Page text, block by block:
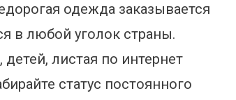
одежда заказывается
в любой уголок страны.
листая по интернет
статус постоянного